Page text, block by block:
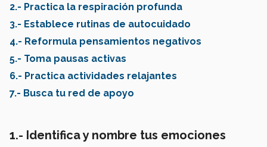
2.- Practica la respiración profunda
3.- Establece rutinas de autocuidado
4.- Reformula pensamientos negativos
5.- Toma pausas activas
6.- Practica actividades relajantes
7.- Busca tu red de apoyo
1.- Identifica y nombre tus emociones